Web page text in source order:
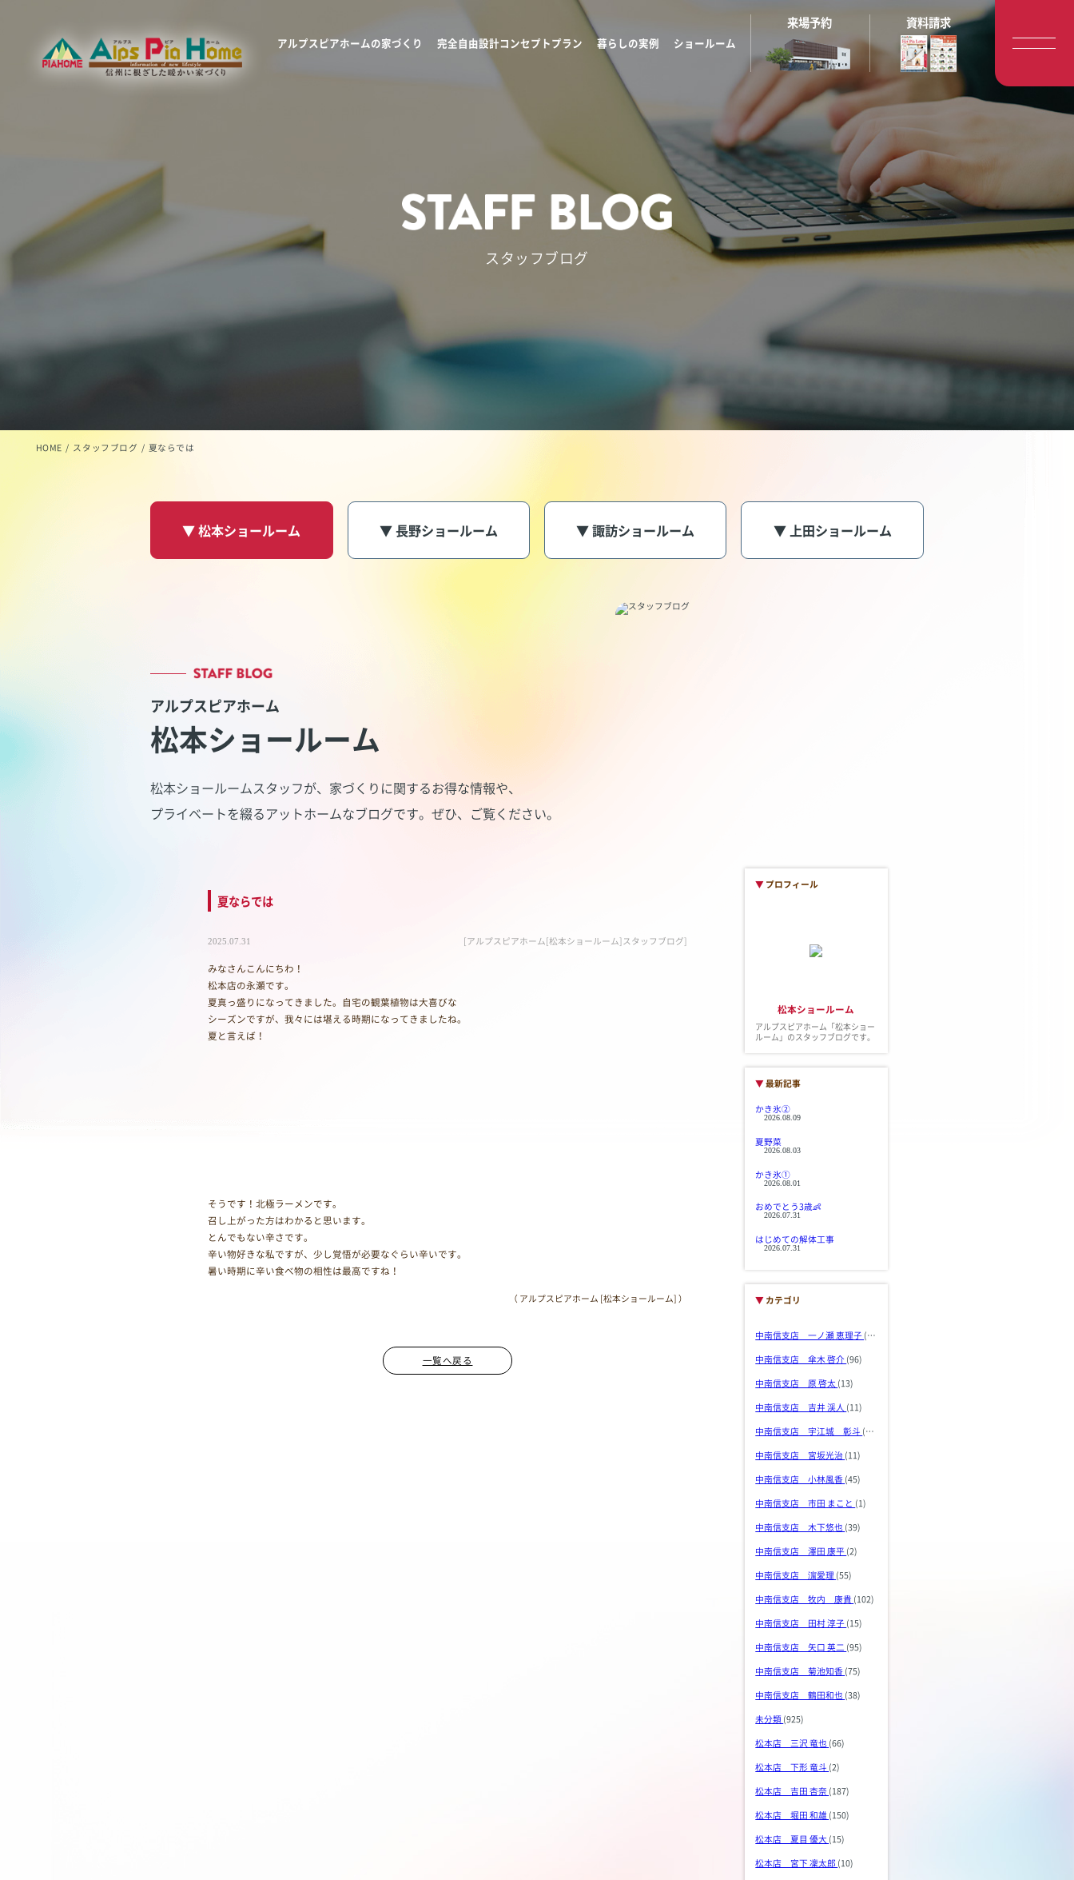
アルプスピアホームの家づくり 完全自由設計コンセプトプラン 暮らしの実例 ショールーム
来場予約 資料請求
スタッフブログ
HOME スタッフブログ 夏ならでは
▼ 松本ショールーム ▼ 長野ショールーム ▼ 諏訪ショールーム ▼ 上田ショールーム
アルプスピアホーム
松本ショールーム
松本ショールームスタッフが、家づくりに関するお得な情報や、
プライベートを綴るアットホームなブログです。ぜひ、ご覧ください。
夏ならでは
2025.07.31 [アルプスピアホーム[松本ショールーム]スタッフブログ]
みなさんこんにちわ！
松本店の永瀬です。
夏真っ盛りになってきました。自宅の観葉植物は大喜びな
シーズンですが、我々には堪える時期になってきましたね。
夏と言えば！
そうです！北極ラーメンです。
召し上がった方はわかると思います。
とんでもない辛さです。
辛い物好きな私ですが、少し覚悟が必要なぐらい辛いです。
暑い時期に辛い食べ物の相性は最高ですね！
（ アルプスピアホーム [松本ショールーム] ）
一覧へ戻る
▼ プロフィール
松本ショールーム
アルプスピアホーム「松本ショー
ルーム」のスタッフブログです。
▼最新記事
かき氷②
2026.08.09
夏野菜
2026.08.03
かき氷①
2026.08.01
おめでとう3歳👶
2026.07.31
はじめての解体工事
2026.07.31
▼ カテゴリ
中南信支店 一ノ瀬 恵理子 (103)
中南信支店 傘木 啓介 (96)
中南信支店 原 啓太 (13)
中南信支店 吉井 渓人 (11)
中南信支店 宇江城 彰斗 (36)
中南信支店 宮坂光治 (11)
中南信支店 小林風香 (45)
中南信支店 市田 まこと (1)
中南信支店 木下悠也 (39)
中南信支店 澤田 康平 (2)
中南信支店 濵愛理 (55)
中南信支店 牧内 康貴 (102)
中南信支店 田村 淳子 (15)
中南信支店 矢口 英二 (95)
中南信支店 菊池知香 (75)
中南信支店 鶴田和也 (38)
未分類 (925)
松本店 三沢 竜也 (66)
松本店 下形 竜斗 (2)
松本店 吉田 杏奈 (187)
松本店 堀田 和雄 (150)
松本店 夏目 優大 (15)
松本店 宮下 凜太郎 (10)